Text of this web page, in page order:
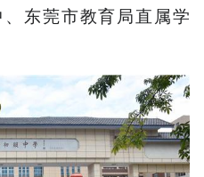
东莞市教育局直属学